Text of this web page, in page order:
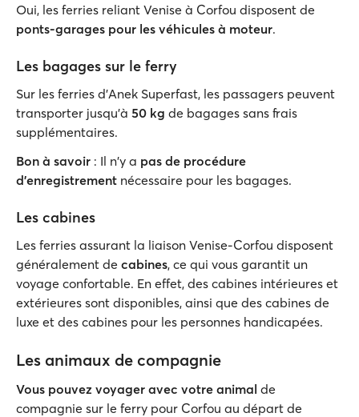
Oui, les ferries reliant Venise à Corfou disposent de
ponts-garages pour les véhicules à moteur.
Les bagages sur le ferry
Sur les ferries d’Anek Superfast, les passagers peuvent
transporter jusqu'à 50 kg de bagages sans frais
supplémentaires.
Bon à savoir : Il n'y a pas de procédure
d'enregistrement nécessaire pour les bagages.
Les cabines
Les ferries assurant la liaison Venise-Corfou disposent
généralement de cabines, ce qui vous garantit un
voyage confortable. En effet, des cabines intérieures et
extérieures sont disponibles, ainsi que des cabines de
luxe et des cabines pour les personnes handicapées.
Les animaux de compagnie
Vous pouvez voyager avec votre animal de
compagnie sur le ferry pour Corfou au départ de